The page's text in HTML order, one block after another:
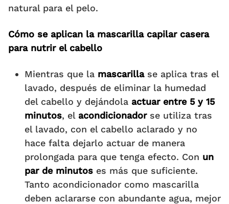
natural para el pelo.
Cómo se aplican la mascarilla capilar casera
para nutrir el cabello
Mientras que la mascarillase aplica tras el
lavado, después de eliminar la humedad
del cabello y dejándola actuar entre 5 y 15
minutos, el acondicionadorse utiliza tras
el lavado, con el cabello aclarado y no
hace falta dejarlo actuar de manera
prolongada para que tenga efecto. Con un
par de minutos es más que suficiente.
Tanto acondicionador como mascarilla
deben aclararse con abundante agua, mejor